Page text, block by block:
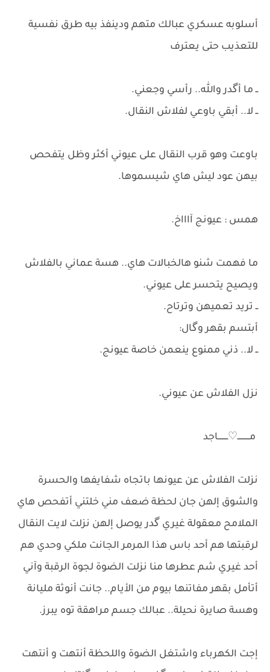
أسلوبه عسكري عبالك متهم ودينفذ بيه طرق نفسية
للتعذيب حتى يعترف
​ــ ما أگدر والله.. رأسي وجعني.
ــ لا.. أبقي باوعي لفلاش النقال.
​باوعت وهو قرب النقال على عيوني أكثر وظل يتفحص
بيهن عود ليش هاي شيسموها.
همس : عيونج آاااخ.
​ما فهمت شنو هالخبالات هاي.. هسة عماني بالفلاش
ويصيح يتحسر على عيوني.
ــ تريد تعميهن وترتاح.
​أبتسم بقهر وگال:
ــ لا.. ذني ممنوع ينعمن خاصة عيونج.
نزل الفلاش عن عيوني.
م​ــــــــــ♡ــــــــاجد
نزلت الفلاش عن عيونها باتجاه شفايفها والحسرة
والشوق إلهن جان لحظة ضعف مني خلتني أتفحص هاي
الملامح معقولة غيري گدر يوصل إلهن نزلت لايت النقال
لرقبتها هم أحد باس هذا المرمر الجانت ملكي وحدي هم
أحد غيري شم عطرها منا نزلت الضوة لجوة الرقبة وآني
أتأمل بقهر مفاتنها بيوم من الأيام.. جانت أنوثة مليانة
وهسة صايرة نحيلة.. عبالك جسم مراهقة توه يبرز.
إجت الكهرباء واشتغل الضوة واللحظة أنتهت و أنتهت